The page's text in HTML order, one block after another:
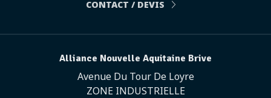
CONTACT / DEVIS
Alliance Nouvelle Aquitaine Brive
Avenue Du Tour De Loyre
ZONE INDUSTRIELLE